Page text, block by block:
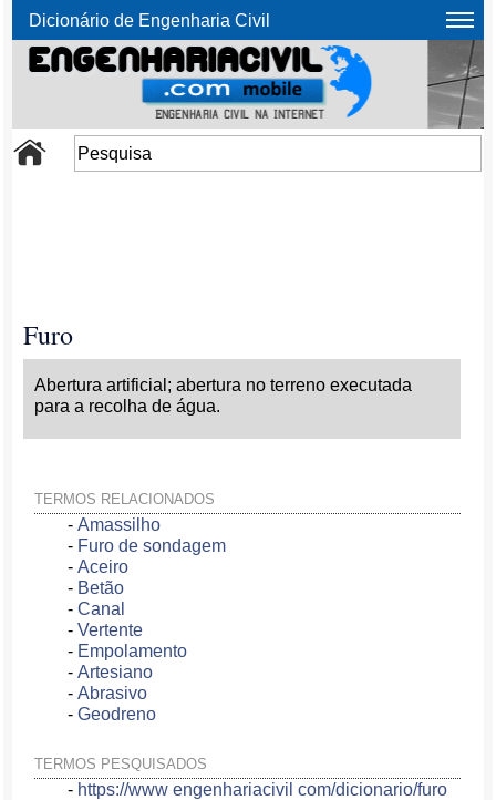
Dicionário de Engenharia Civil
Furo
Abertura artificial; abertura no terreno executada
para a recolha de água.
TERMOS RELACIONADOS
-Amassilho
- Furo de sondagem
-Aceiro
- Betão
-Canal
-Vertente
- Empolamento
-Artesiano
-Abrasivo
-Geodreno
TERMOS PESQUISADOS
- https://www engenhariacivil com/dicionario/furo